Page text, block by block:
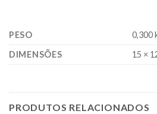
PESO
0,300
DIMENSÕES
15 ×
PRODUTOS RELACIONADOS